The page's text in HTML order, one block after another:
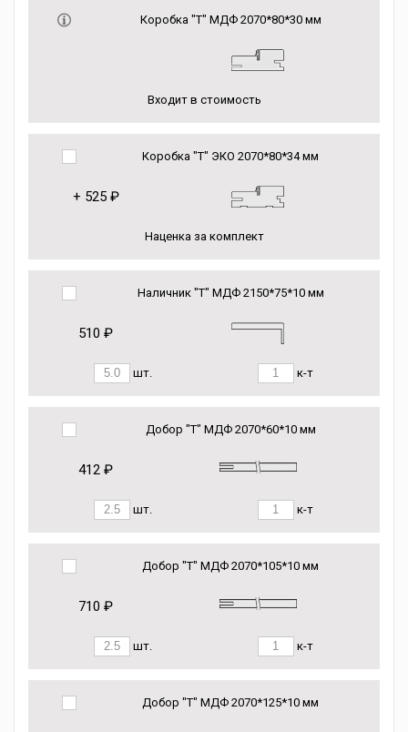
Коробка "Т" МДФ 2070*80*30 мм
Входит в стоимость
Коробка "Т" ЭКО 2070*80*34 мм
+ 525 ₽
Наценка за комплект
Наличник "Т" МДФ 2150*75*10 мм
510 ₽
шт. к-т
Добор "Т" МДФ 2070*60*10 мм
412 ₽
шт. к-т
Добор "Т" МДФ 2070*105*10 мм
710 ₽
шт. к-т
Добор "Т" МДФ 2070*125*10 мм